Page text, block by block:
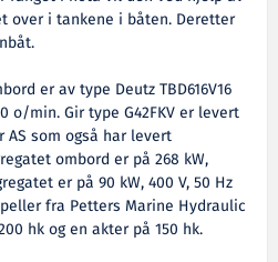
over i tankene i båten. Deretter
er av type Deutz TBD616V16
o/min. Gir type G42FKV er levert
AS som også har levert
ombord er på 268 kW,
er på 90 kW, 400 V, 50 Hz
fra Petters Marine Hydraulic
hk og en akter på 150 hk.